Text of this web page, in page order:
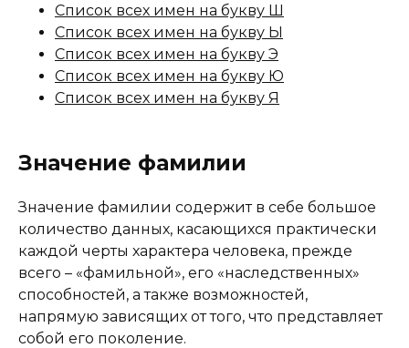
Список всех имен на букву Ш
Список всех имен на букву Ы
Список всех имен на букву Э
Список всех имен на букву Ю
Список всех имен на букву Я
Значение фамилии
Значение фамилии содержит в себе большое
количество данных, касающихся практически
каждой черты характера человека, прежде
всего – «фамильной», его «наследственных»
способностей, а также возможностей,
напрямую зависящих от того, что представляет
собой его поколение.